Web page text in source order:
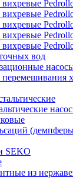
вод
SEKO
из